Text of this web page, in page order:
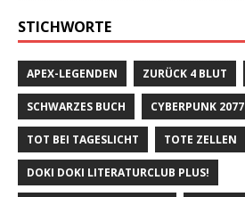
STICHWORTE
APEX-LEGENDEN ZURÜCK 4 BLUT
SCHWARZES BUCH CYBERPUNK 2077
TOT BEI TAGESLICHT TOTE ZELLEN
DOKI DOKI LITERATURCLUB PLUS!